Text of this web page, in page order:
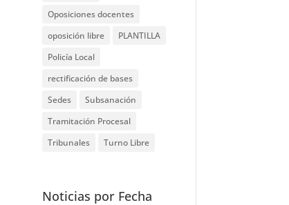
Oposiciones docentes
oposición libre
PLANTILLA
Policía Local
rectificación de bases
Sedes
Subsanación
Tramitación Procesal
Tribunales
Turno Libre
Noticias por Fecha